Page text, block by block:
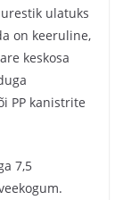
ulatuks
on keeruline,
keskosa
PP kanistrite
7,5